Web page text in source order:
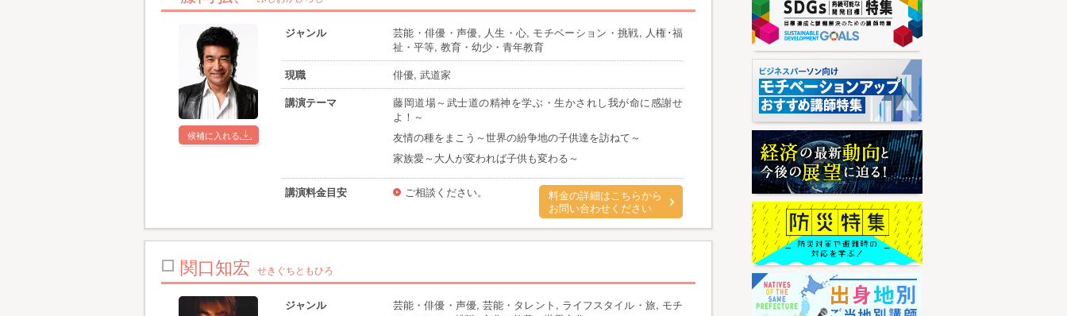
候補に入れる
ジャンル
芸能・俳優・声優, 人生・心, モチベーション・挑戦, 人権･福
祉・平等, 教育・幼少・青年教育
現職
俳優, 武道家
講演テーマ
藤岡道場～武士道の精神を学ぶ・生かされし我が命に感謝せ
よ！～
友情の種をまこう～世界の紛争地の子供達を訪ねて～
家族愛～大人が変われば子供も変わる～
講演料金目安 ご相談ください。
料金の詳細はこちらから
お問い合わせください
関口知宏 せきぐちともひろ
ジャンル
芸能・俳優・声優, 芸能・タレント, ライフスタイル・旅, モチ